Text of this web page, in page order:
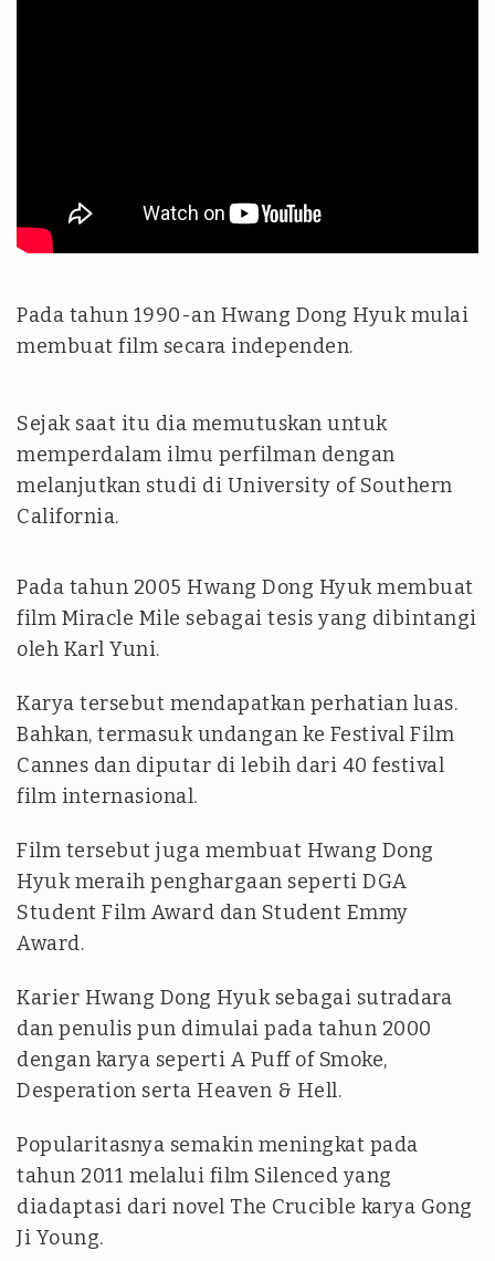
Pada tahun 1990-an Hwang Dong Hyuk mulai
membuat film secara independen.
Sejak saat itu dia memutuskan untuk
memperdalam ilmu perfilman dengan
melanjutkan studi di University of Southern
California.
Pada tahun 2005 Hwang Dong Hyuk membuat
film Miracle Mile sebagai tesis yang dibintangi
oleh Karl Yuni.
Karya tersebut mendapatkan perhatian luas.
Bahkan, termasuk undangan ke Festival Film
Cannes dan diputar di lebih dari 40 festival
film internasional.
Film tersebut juga membuat Hwang Dong
Hyuk meraih penghargaan seperti DGA
Student Film Award dan Student Emmy
Award.
Karier Hwang Dong Hyuk sebagai sutradara
dan penulis pun dimulai pada tahun 2000
dengan karya seperti A Puff of Smoke,
Desperation serta Heaven & Hell.
Popularitasnya semakin meningkat pada
tahun 2011 melalui film Silenced yang
diadaptasi dari novel The Crucible karya Gong
Ji Young.